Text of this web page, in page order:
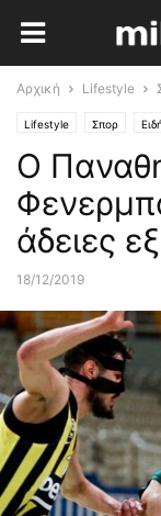
Αρχική Lifestyle
Lifestyle Σπορ
Ο
άδειες
18/12/2019